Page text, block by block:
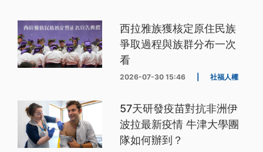
西拉雅族獲核定原住民族
爭取過程與族群分布一次
看
2026-07-30 15:46 社福人權
57天研發疫苗對抗非洲伊
波拉最新疫情 牛津大學團
隊如何辦到？